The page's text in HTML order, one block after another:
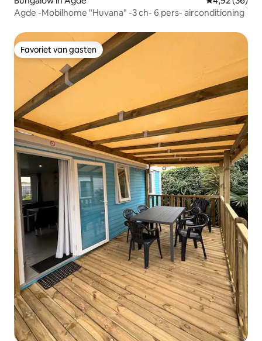
Agde -Mobilhome "Huvana" -3 ch- 6 pers- airconditioning
Favoriet van gasten
Favoriet van gasten